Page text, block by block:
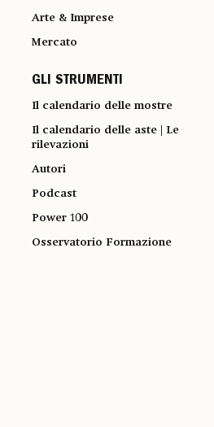
Arte & Imprese
Mercato
GLI STRUMENTI
Il calendario delle mostre
Il calendario delle aste | Le
rilevazioni
Autori
Podcast
Power 100
Osservatorio Formazione